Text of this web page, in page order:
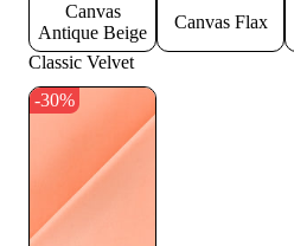
Canvas
Antique Beige
Canvas Flax
Classic Velvet
-30%